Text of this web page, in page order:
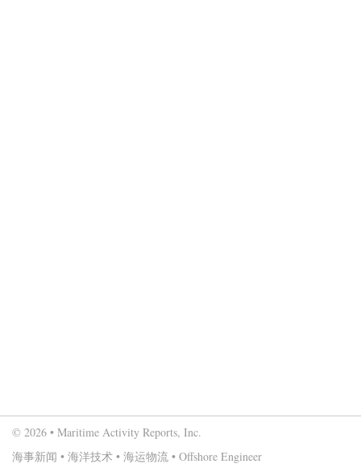
© 2026 • Maritime Activity Reports, Inc.
海事新闻 • 海洋技术 • 海运物流 • Offshore Engineer